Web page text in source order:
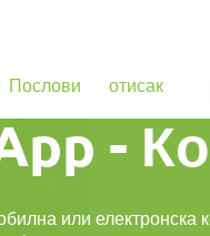
Послови отисак
-
или електронска